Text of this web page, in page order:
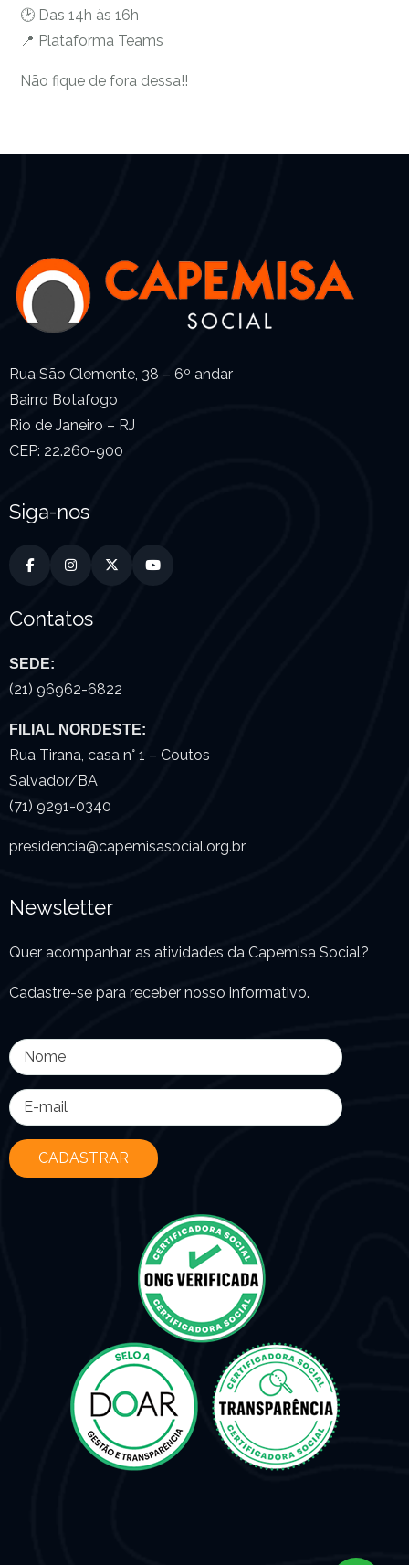
🕑 Das 14h às 16h
📍 Plataforma Teams
Não fique de fora dessa!!
Rua São Clemente, 38 – 6º andar
Bairro Botafogo
Rio de Janeiro – RJ
CEP: 22.260-900
Siga-nos
Contatos
SEDE:
(21) 96962-6822
FILIAL NORDESTE:
Rua Tirana, casa n° 1 – Coutos
Salvador/BA
(71) 9291-0340
presidencia@capemisasocial.org.br
Newsletter
Quer acompanhar as atividades da Capemisa Social?
Cadastre-se para receber nosso informativo.